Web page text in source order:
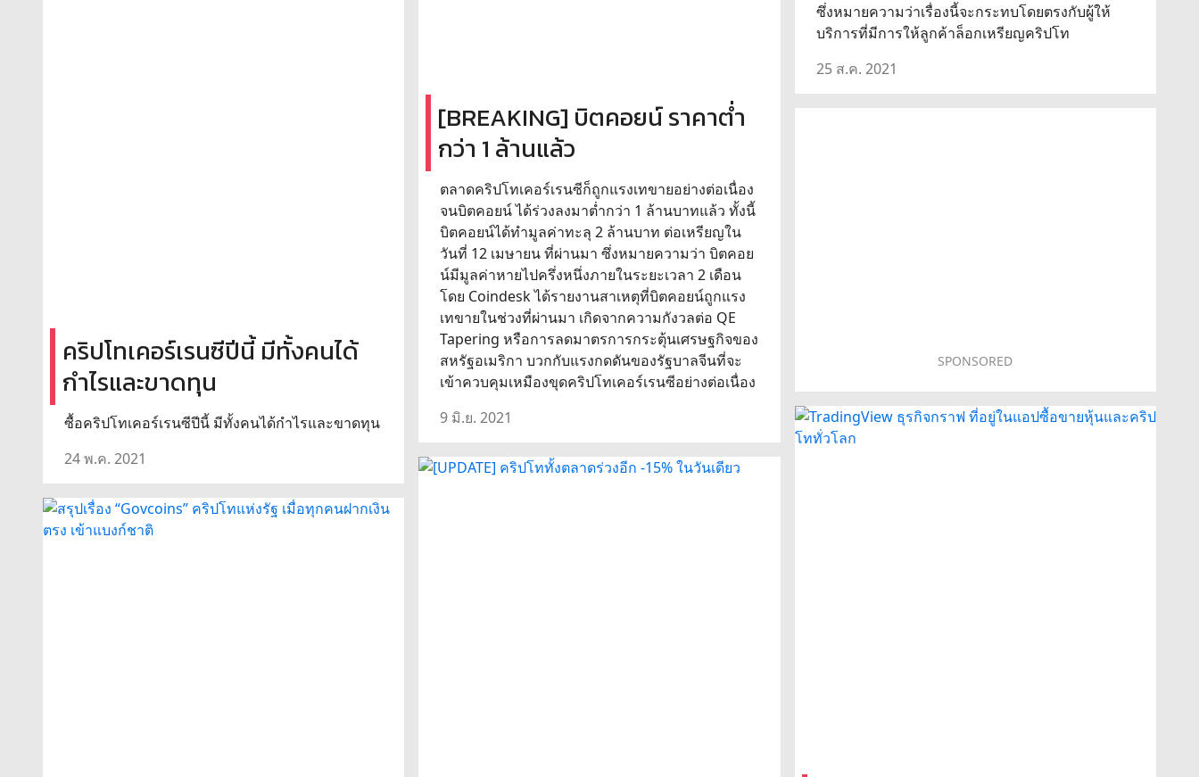
ซึ่งหมายความว่าเรื่องนี้จะกระทบโดยตรงกับผู้ให้
บริการที่มีการให้ลูกค้าล็อกเหรียญคริปโท
25 ส.ค. 2021
[BREAKING] บิตคอยน์ ราคาต่ำ
กว่า 1 ล้านแล้ว
ตลาดคริปโทเคอร์เรนซีก็ถูกแรงเทขายอย่างต่อเนื่อง
จนบิตคอยน์ ได้ร่วงลงมาต่ำกว่า 1 ล้านบาทแล้ว ทั้งนี้
บิตคอยน์ได้ทำมูลค่าทะลุ 2 ล้านบาท ต่อเหรียญใน
วันที่ 12 เมษายน ที่ผ่านมา ซึ่งหมายความว่า บิตคอย
น์มีมูลค่าหายไปครึ่งหนึ่งภายในระยะเวลา 2 เดือน
โดย Coindesk ได้รายงานสาเหตุที่บิตคอยน์ถูกแรง
เทขายในช่วงที่ผ่านมา เกิดจากความกังวลต่อ QE
Tapering หรือการลดมาตรการกระตุ้นเศรษฐกิจของ
สหรัฐอเมริกา บวกกับแรงกดดันของรัฐบาลจีนที่จะ
เข้าควบคุมเหมืองขุดคริปโทเคอร์เรนซีอย่างต่อเนื่อง
9 มิ.ย. 2021
คริปโทเคอร์เรนซีปีนี้ มีทั้งคนได้
กำไรและขาดทุน
ซื้อคริปโทเคอร์เรนซีปีนี้ มีทั้งคนได้กำไรและขาดทุน
24 พ.ค. 2021
SPONSORED